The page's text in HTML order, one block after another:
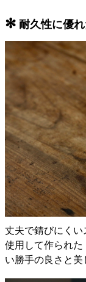
✻ 耐久性に優
丈夫で錆びにく
使用して作られた
い勝手の良さと美